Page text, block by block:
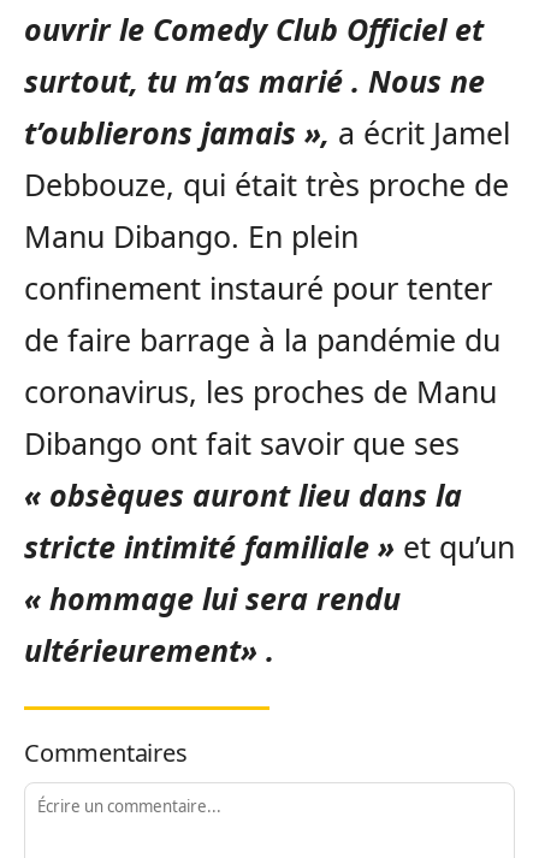
ouvrir le Comedy Club Officiel et
surtout, tu m’as marié . Nous ne
t’oublierons jamais », a écrit Jamel
Debbouze, qui était très proche de
Manu Dibango. En plein
confinement instauré pour tenter
de faire barrage à la pandémie du
coronavirus, les proches de Manu
Dibango ont fait savoir que ses
« obsèques auront lieu dans la
stricte intimité familiale » et qu’un
« hommage lui sera rendu
ultérieurement» .
Commentaires